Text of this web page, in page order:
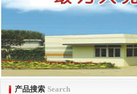
产品搜索 Search